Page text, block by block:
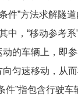
件”方法求解隧
中，“移动参考
的车辆上，即
向匀速移动，从
件”指包含行驶车